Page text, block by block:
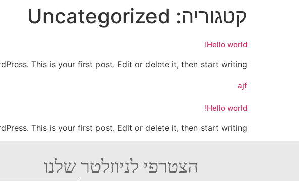
קטגוריה: Uncategorized
Hello world!
This is your first post. Edit or delete it, then start writing!
ajf
Hello world!
This is your first post. Edit or delete it, then start writing!
הצטרפי לניוזלטר שלנו